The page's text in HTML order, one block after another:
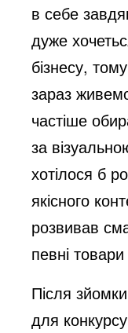
в себе
дуже
бізнесу,
зараз
частіше
за
хотілося б
якісного
розвивав
певні
Після
для